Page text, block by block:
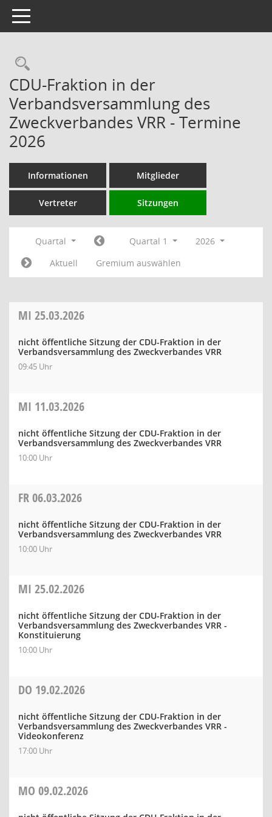
Toggle navigation
Rechercheauswahl
CDU-Fraktion in der
Verbandsversammlung des
Zweckverbandes VRR - Termine
2026
Informationen Mitglieder
Vertreter Sitzungen
Quartal Quartal 1
2026
Aktuell
Gremium auswählen
MI 25.03.2026
nicht öffentliche Sitzung der CDU-Fraktion in der
Verbandsversammlung des Zweckverbandes VRR
09:45 Uhr
MI 11.03.2026
nicht öffentliche Sitzung der CDU-Fraktion in der
Verbandsversammlung des Zweckverbandes VRR
10:00 Uhr
FR06.03.2026
nicht öffentliche Sitzung der CDU-Fraktion in der
Verbandsversammlung des Zweckverbandes VRR
10:00 Uhr
MI 25.02.2026
nicht öffentliche Sitzung der CDU-Fraktion in der
Verbandsversammlung des Zweckverbandes VRR -
Konstituierung
10:00 Uhr
DO 19.02.2026
nicht öffentliche Sitzung der CDU-Fraktion in der
Verbandsversammlung des Zweckverbandes VRR -
Videokonferenz
17:00 Uhr
MO 09.02.2026